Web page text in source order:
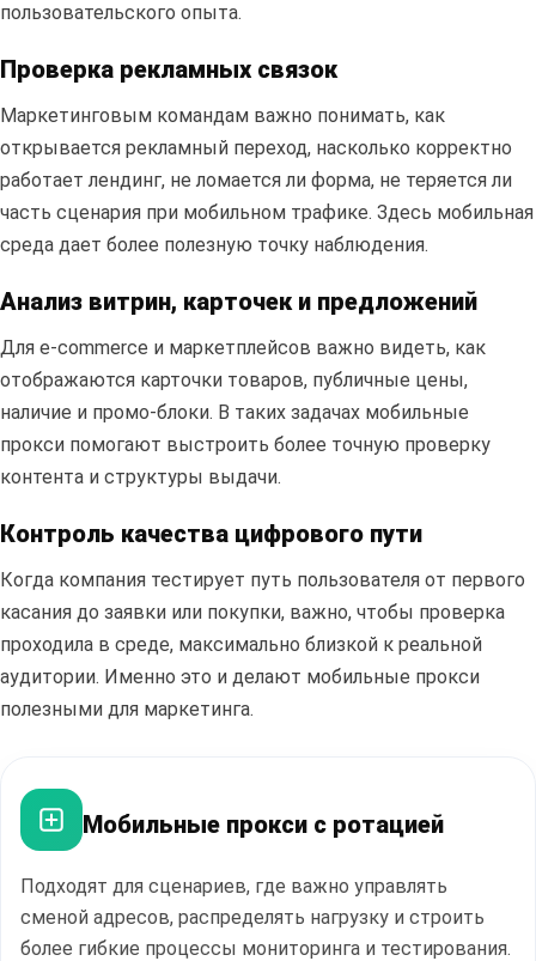
пользовательского опыта.
Проверка рекламных связок
Маркетинговым командам важно понимать, как
открывается рекламный переход, насколько корректно
работает лендинг, не ломается ли форма, не теряется ли
часть сценария при мобильном трафике. Здесь мобильная
среда дает более полезную точку наблюдения.
Анализ витрин, карточек и предложений
Для e-commerce и маркетплейсов важно видеть, как
отображаются карточки товаров, публичные цены,
наличие и промо-блоки. В таких задачах мобильные
прокси помогают выстроить более точную проверку
контента и структуры выдачи.
Контроль качества цифрового пути
Когда компания тестирует путь пользователя от первого
касания до заявки или покупки, важно, чтобы проверка
проходила в среде, максимально близкой к реальной
аудитории. Именно это и делают мобильные прокси
полезными для маркетинга.
Мобильные прокси с ротацией
Подходят для сценариев, где важно управлять
сменой адресов, распределять нагрузку и строить
более гибкие процессы мониторинга и тестирования.
Полезные статьи